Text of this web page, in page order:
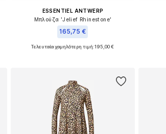
ESSENTIEL ANTWERP
Μπλούζα 'Jelief Rhinestone'
165,75 €
Διαθέσιμα μεγέθη: S-M
Τελευταία χαμηλότερη τιμή:195,00 €